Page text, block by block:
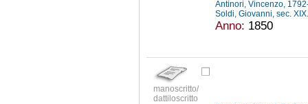
Antinori, Vincenzo,
Soldi, Giovanni, sec.
Anno: 1850
manoscritto/
dattiloscritto